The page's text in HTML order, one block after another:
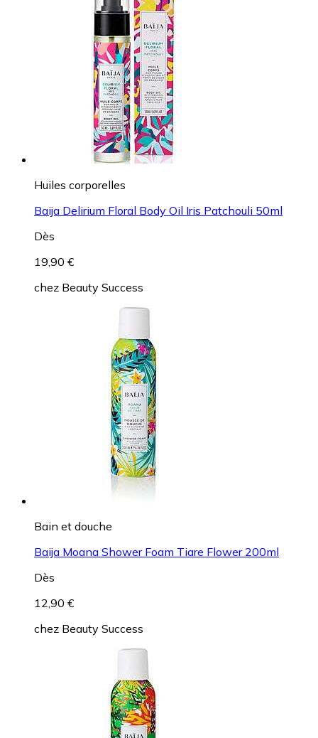
Huiles corporelles
Baija Delirium Floral Body Oil Iris Patchouli 50ml
Dès
19,90 €
chez Beauty Success
Bain et douche
Baija Moana Shower Foam Tiare Flower 200ml
Dès
12,90 €
chez Beauty Success